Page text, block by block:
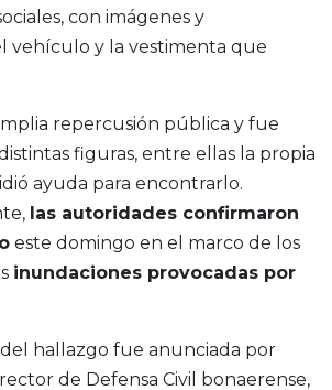
con imágenes y
vehículo y la vestimenta que
repercusión pública y fue
figuras, entre ellas la propia
ayuda para encontrarlo.
las autoridades confirmaron
este domingo en el marco de los
inundaciones provocadas por
hallazgo fue anunciada por
de Defensa Civil bonaerense,